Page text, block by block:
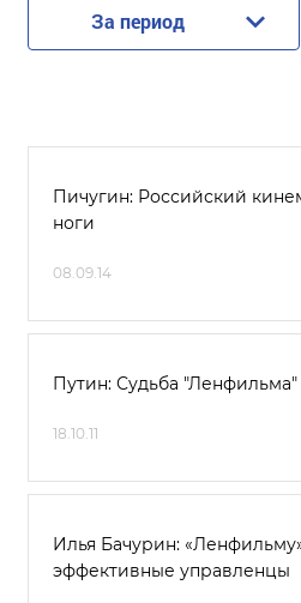
За период
Пичугин: Российский
ноги
08.09.14
Путин: Судьба
18.10.11
Илья Бачурин:
эффективные управленцы